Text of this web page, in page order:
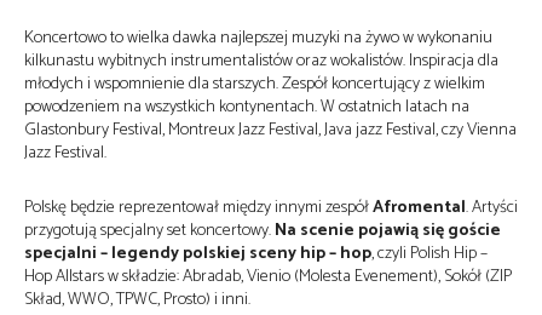
Koncertowo to wielka dawka najlepszej muzyki na żywo w wykonaniu
kilkunastu wybitnych instrumentalistów oraz wokalistów. Inspiracja dla
młodych i wspomnienie dla starszych. Zespół koncertujący z wielkim
powodzeniem na wszystkich kontynentach. W ostatnich latach na
Glastonbury Festival, Montreux Jazz Festival, Java jazz Festival, czy Vienna
Jazz Festival.
Polskę będzie reprezentował między innymi zespółAfromental. Artyści
przygotują specjalny set koncertowy.Na scenie pojawią się goście
specjalni – legendy polskiej sceny hip – hop, czyli Polish Hip –
Hop Allstars w składzie: Abradab, Vienio (Molesta Evenement), Sokół (ZIP
Skład, WWO, TPWC, Prosto) i inni.